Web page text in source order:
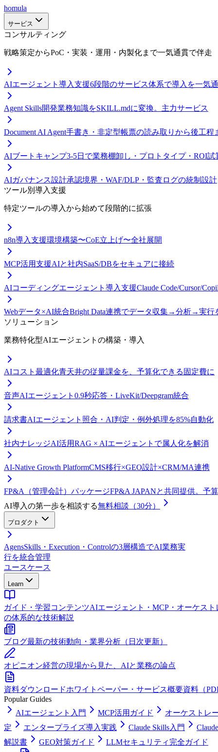
homula
サービス
コンサルティング
戦略策定からPoC・実装・運用・内製化まで一気通貫で伴走
AIエージェント導入支援6段階のサービス体系で導入を一気
Agent Skills開発業務知識をSKILL.mdに変換。主力サービス
Document AI Agent手書き・非定型帳票の読み取りから後工程
AIブートキャンプ3-5日で業務棚卸し・プロトタイプ・ROI試
AIガバナンス設計承認境界・WAF/DLP・監査ログの統制設計
ツール別導入支援
特定ツールの導入から始めて段階的に拡張
n8n導入支援環境構築〜CoE立上げ〜全社展開
MCP活用支援AIと社内SaaS/DBをセキュアに接続
AIコーディングエージェント導入支援Claude Code/Cursor/
Webデータ×AI統合Bright Data連携でデータ収集→分析→実行
ソリューション
業務特化型AIエージェントの構築・導入
AIコスト最適化青天井の従量課金を、予算化できる固定費に
音声AIエージェント 0.9秒応答・LiveKit/Deepgram統合
請求書AIエージェント 照合・AI判定・例外処理を85%自動化
社内ナレッジAI活用RAG × AIエージェントで属人化を解消
AI-Native Growth PlatformCMS移行×GEO設計×CRM/MA連携
FP&A（管理会計）パッケージFP&A JAPANと共同提供。予
AI導入の第一歩を相談する無料相談（30分）
プロダクト
AgensSkills・Execution・Controlの3層構造でAI業務実
行を統合管理
ユースケース
Learn
ガイド・学習コンテンツAIエージェント・MCP・オーケスト
の体系的な技術解説
ブログ最新の技術動向・業界分析（日次更新）
オピニオン経営の現場から見た、AIと業務の論点
資料ダウンロードホワイトペーパー・サービス概要資料（
Popular Guides
AIエージェント入門
MCP活用ガイド
オーケストレ
定
エンタープライズ導入実践 Claude Skills入門
解説書
GEO対策ガイド
LLMセキュリティ完全ガイド